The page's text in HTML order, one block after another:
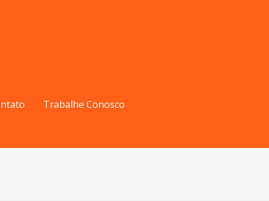
Trabalhe Conosco